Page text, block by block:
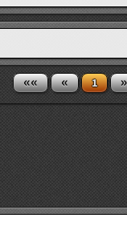
«« « 1 »